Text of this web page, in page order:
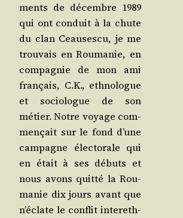
ments de décembre 1989
qui ont conduit à la chute
du clan Ceau­ses­cu, je me
trou­vais en Rou­ma­nie, en
com­pa­gnie de mon ami
fran­çais, C.K., eth­no­logue
et socio­logue de son
métier. Notre voyage com­
men­çait sur le fond d’une
cam­pagne élec­to­rale qui
en était à ses débuts et
nous avons quit­té la Rou­
ma­nie dix jours avant que
n’é­clate le conflit inter­eth­